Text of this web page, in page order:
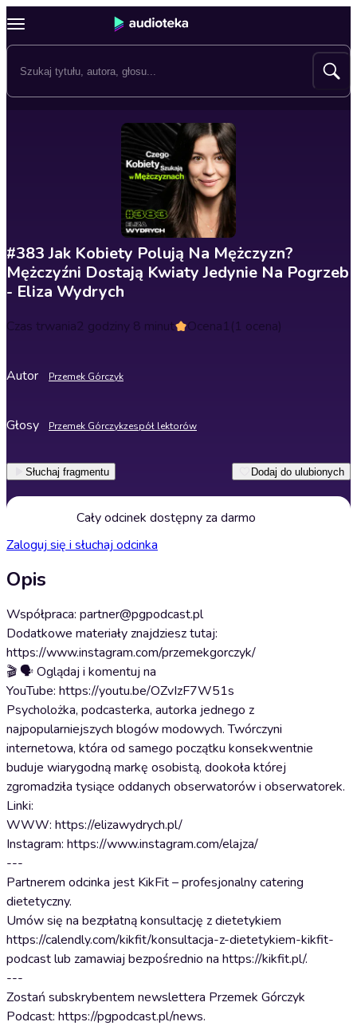
#383 Jak Kobiety Polują Na Mężczyzn?
Mężczyźni Dostają Kwiaty Jedynie Na Pogrzeb
- Eliza Wydrych
Czas trwania2 godziny 8 minut Ocena1(1 ocena)
Autor Przemek Górczyk
Głosy Przemek Górczykzespół lektorów
Słuchaj fragmentu Dodaj do ulubionych
Cały odcinek dostępny za darmo
Zaloguj się i słuchaj odcinka
Opis
Współpraca: partner@pgpodcast.pl
Dodatkowe materiały znajdziesz tutaj:
https://www.instagram.com/przemekgorczyk/
🎬 🗣️ Oglądaj i komentuj na
YouTube: https://youtu.be/OZvIzF7W51s
Psycholożka, podcasterka, autorka jednego z
najpopularniejszych blogów modowych. Twórczyni
internetowa, która od samego początku konsekwentnie
buduje wiarygodną markę osobistą, dookoła której
zgromadziła tysiące oddanych obserwatorów i obserwatorek.
Linki:
WWW: https://elizawydrych.pl/
Instagram: https://www.instagram.com/elajza/
---
Partnerem odcinka jest KikFit – profesjonalny catering
dietetyczny.
Umów się na bezpłatną konsultację z dietetykiem
https://calendly.com/kikfit/konsultacja-z-dietetykiem-kikfit-
podcast lub zamawiaj bezpośrednio na https://kikfit.pl/.
---
Zostań subskrybentem newslettera Przemek Górczyk
Podcast: https://pgpodcast.pl/news.